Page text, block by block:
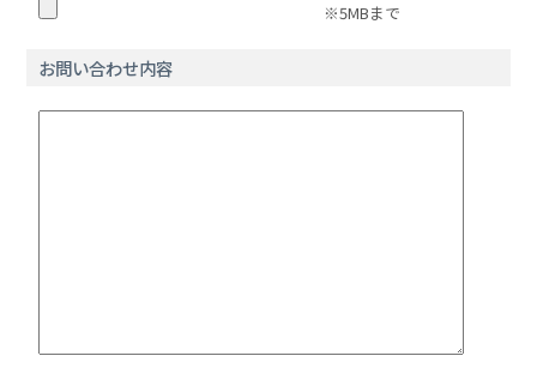
※5MBまで
お問い合わせ内容